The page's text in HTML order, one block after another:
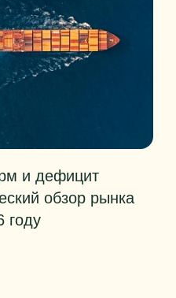
и дефицит
обзор рынка
году